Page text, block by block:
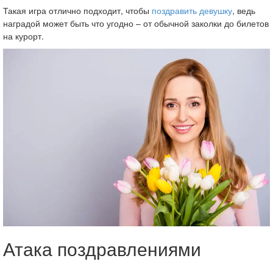
Такая игра отлично подходит, чтобы поздравить девушку, ведь
наградой может быть что угодно – от обычной заколки до билетов
на курорт.
Атака поздравлениями